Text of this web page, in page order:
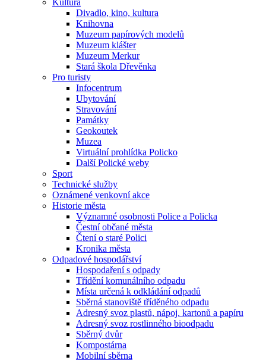
Kultura
Divadlo, kino, kultura
Knihovna
Muzeum papírových modelů
Muzeum klášter
Muzeum Merkur
Stará škola Dřevěnka
Pro turisty
Infocentrum
Ubytování
Stravování
Památky
Geokoutek
Muzea
Virtuální prohlídka Policko
Další Polické weby
Sport
Technické služby
Oznámené venkovní akce
Historie města
Významné osobnosti Police a Policka
Čestní občané města
Čtení o staré Polici
Kronika města
Odpadové hospodářství
Hospodaření s odpady
Třídění komunálního odpadu
Místa určená k odkládání odpadů
Sběrná stanoviště tříděného odpadu
Adresný svoz plastů, nápoj. kartonů a papíru
Adresný svoz rostlinného bioodpadu
Sběrný dvůr
Kompostárna
Mobilní sběrna